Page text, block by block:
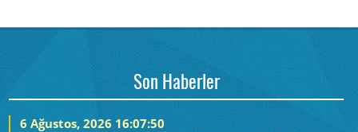
Son Haberler
6 Ağustos, 2026 16:07:50